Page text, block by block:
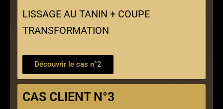
LISSAGE AU TANIN + COUPE
TRANSFORMATION
Découvrir le cas n°2
CAS CLIENT N°3